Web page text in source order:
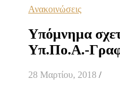
Ανακοινώσεις
Υπόμνημα
Υπ.Πο.Α.-
28 Μαρτίου, 2018 /